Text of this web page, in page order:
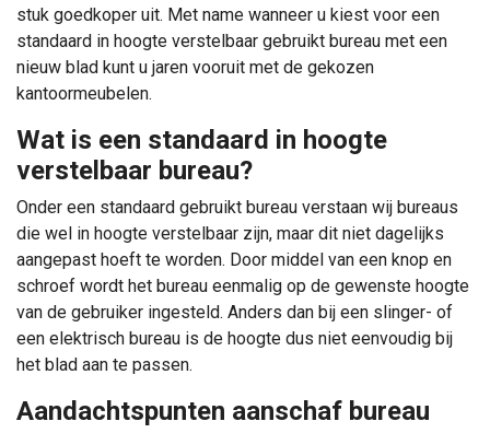
stuk goedkoper uit. Met name wanneer u kiest voor een
standaard in hoogte verstelbaar gebruikt bureau met een
nieuw blad kunt u jaren vooruit met de gekozen
kantoormeubelen.
Wat is een standaard in hoogte
verstelbaar bureau?
Onder een standaard gebruikt bureau verstaan wij bureaus
die wel in hoogte verstelbaar zijn, maar dit niet dagelijks
aangepast hoeft te worden. Door middel van een knop en
schroef wordt het bureau eenmalig op de gewenste hoogte
van de gebruiker ingesteld. Anders dan bij een slinger- of
een elektrisch bureau is de hoogte dus niet eenvoudig bij
het blad aan te passen.
Aandachtspunten aanschaf bureau